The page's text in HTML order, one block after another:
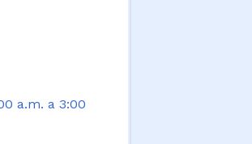
a.m. a 3:00